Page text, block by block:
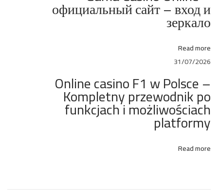
o
r
C
o
m
i
g
официальный сайт – вход и
зеркало
Read more
31/07/2026
Online casino F1 w Polsce –
Kompletny przewodnik po
funkcjach i możliwościach
platformy
Read more